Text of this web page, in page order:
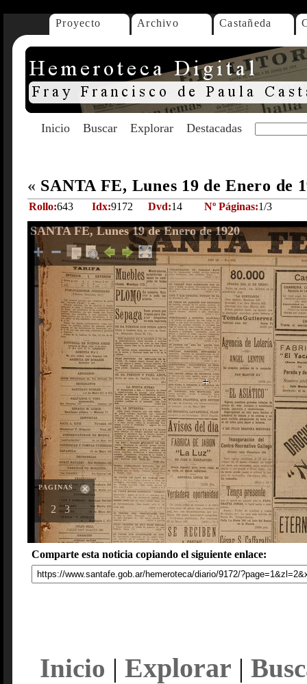
Proyecto Archivo Castañeda
Inicio Buscar Explorar Destacadas
« SANTA FE, Lunes 19 de Enero de
Rollo:643 Idx:9172 Dvd:14 Nº Páginas:1/3
SANTA FE, Lunes 19 de Enero de 1920
PAGINAS
1 2 3
Comparte esta noticia copiando el siguiente enlace:
Inicio | Explorar |